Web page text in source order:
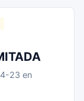
23 en